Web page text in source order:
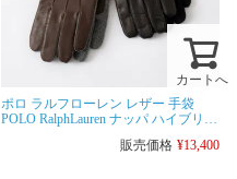
ポロ ラルフローレン レザー 手袋
POLO RalphLauren ナッパ ハイブリッ
販売価格 ¥13,400
カートへ